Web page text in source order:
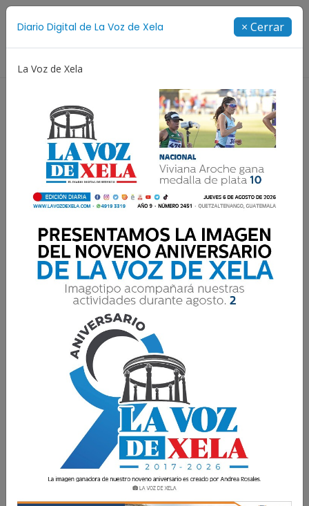
Diario Digital de La Voz de Xela × Cerrar
La Voz de Xela
ATENCIÓN | Detalles sobre
el Mega Banderazo de este
sábado en Xela
Quetzaltenango vive un ambiente de fiesta en el
contexto de la semifinal de vuelta del Clausura
La Voz de Xela 8 Mayo 2026 08:41